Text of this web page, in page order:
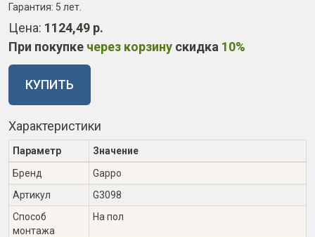
Гарантия: 5 лет
Цена: 1124,49 р.
При покупке через корзину скидка 10%
КУПИТЬ
Характеристики
Параметр
Значение
Бренд
Gappo
Артикул
G3098
Способ
монтажа
На пол